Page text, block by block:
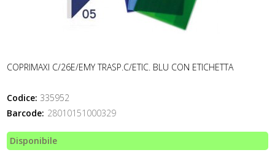
COPRIMAXI C/26E/EMY TRASP.C/ETIC. BLU CON ETICHETTA
Codice: 335952
Barcode: 28010151000329
Disponibile